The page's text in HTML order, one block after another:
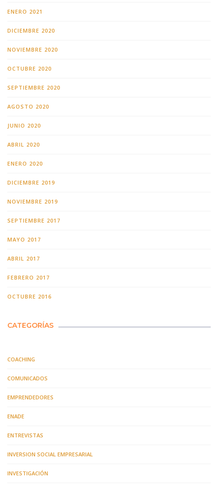
ENERO 2021
DICIEMBRE 2020
NOVIEMBRE 2020
OCTUBRE 2020
SEPTIEMBRE 2020
AGOSTO 2020
JUNIO 2020
ABRIL 2020
ENERO 2020
DICIEMBRE 2019
NOVIEMBRE 2019
SEPTIEMBRE 2017
MAYO 2017
ABRIL 2017
FEBRERO 2017
OCTUBRE 2016
CATEGORÍAS
COACHING
COMUNICADOS
EMPRENDEDORES
ENADE
ENTREVISTAS
INVERSION SOCIAL EMPRESARIAL
INVESTIGACIÓN